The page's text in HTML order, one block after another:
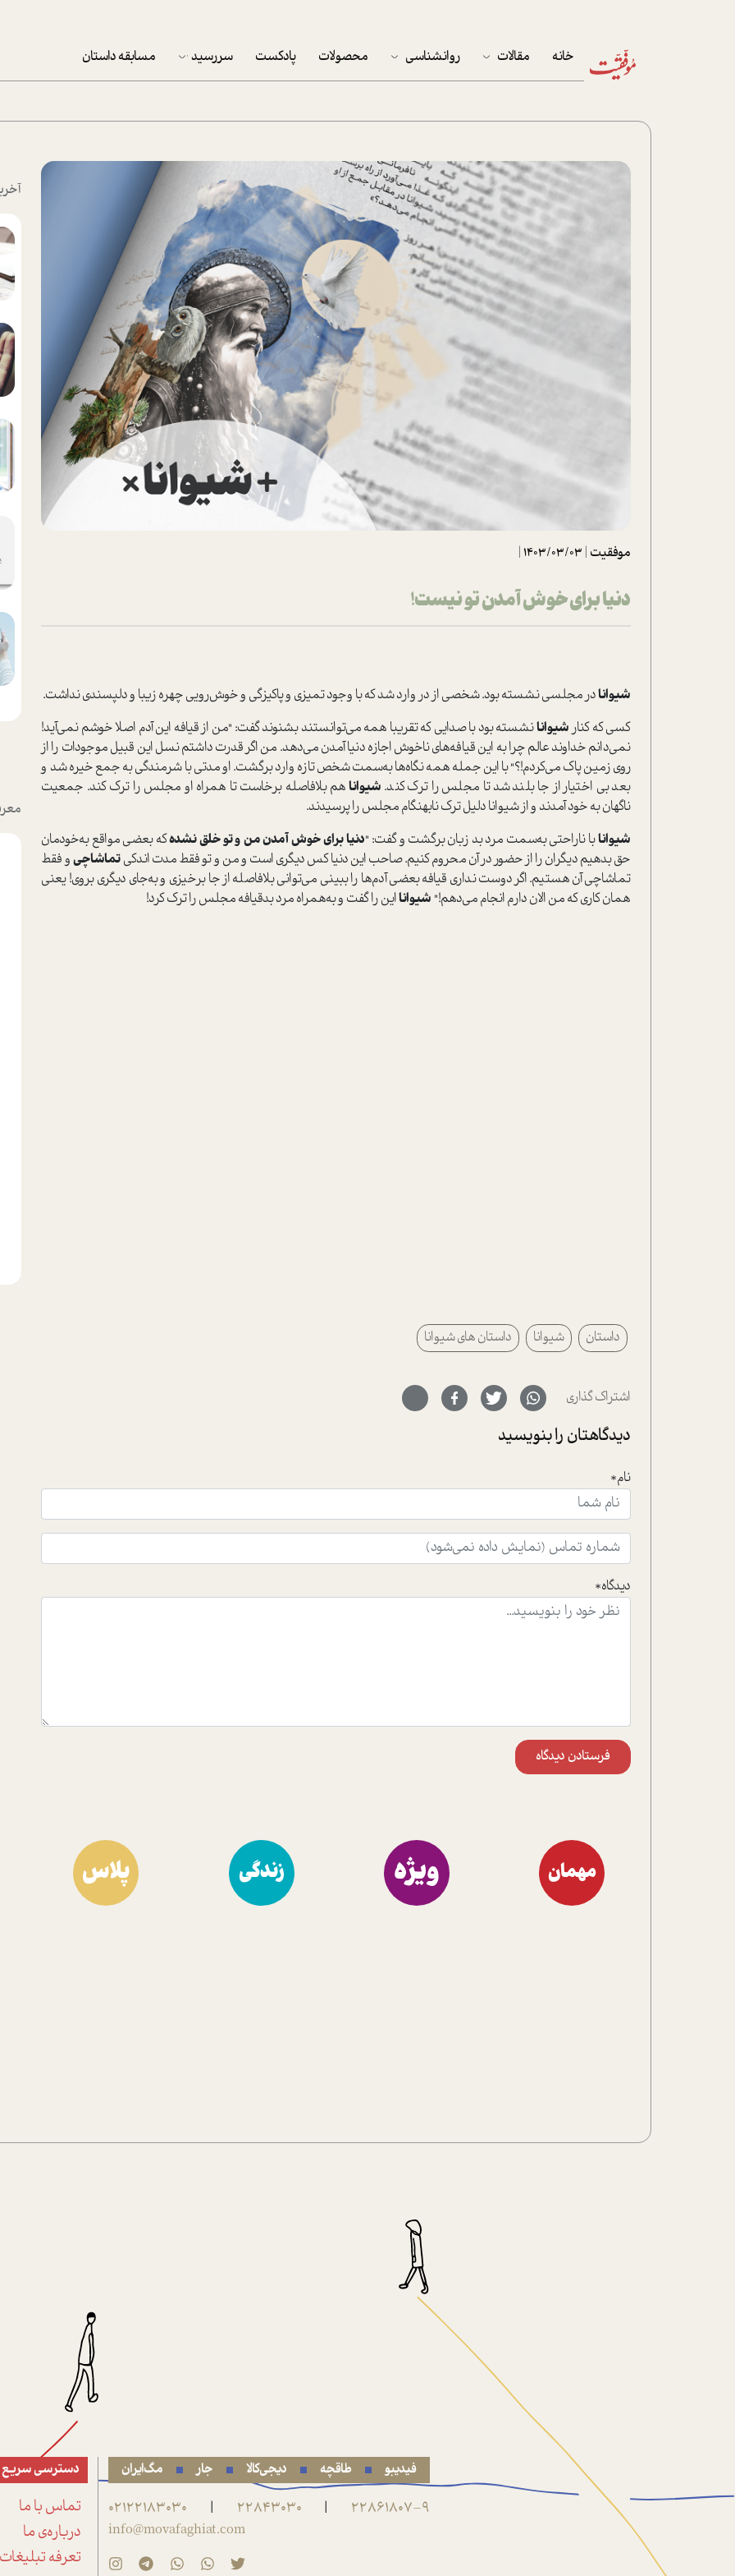
خانه مقالات
پرونده ویژه
زندگی
نوجوان
کار
پلاس
تحلیل فیلم
داستان
روانشناسی محصولات پادکست سررسید
پکيج نوروزي موفقيت
تقویم رومیزی
تقویم دیواری
مسابقه داستان
موفقیت |
1403/03/03
|
دنیا برای خوش آمدن تو نیست!
شیوانادر مجلسی نشسته بود. شخصی از در وارد شد که با وجود تمیزی و پاکیزگی و خوش‌رویی چهره زیبا و دلپسندی نداشت.
کسی که کنارشیوانانشسته بود با صدایی که تقریبا همه می‌توانستند بشنوند گفت‌: "من از قیافه این آدم اصلا خوشم نمی‌آید!
نمی‌دانم خداوند عالم چرا به این قیافه‌های ناخوش اجازه دنیا آمدن می‌دهد. من اگر قدرت داشتم نسل این قبیل موجودات را از
روی زمین پاک می‌کردم!؟" با این جمله همه نگاه‌ها به‌سمت شخص تازه وارد برگشت. او مدتی با شرمندگی به جمع خیره شد و
بعد بی اختیار از جا بلند شد تا مجلس را ترک کند. شیواناهم بلافاصله برخا‌ست تا همراه او مجلس را ترک کند. جمعیت
ناگهان به خود آمدند و از شیوانا دلیل ترک نابهنگام مجلس را پرسیدند.
شیوانابا ناراحتی به‌سمت مرد بد زبان برگشت و گفت‌: "دنیا برای خوش آمدن من و تو خلق نشدهکه بعضی مواقع به‌خودمان
حق بدهیم دیگران را از حضور در آن محروم کنیم. صاحب این دنیا کس د‌یگری ا‌ست و من و تو فقط مدت اندکیتماشاچیو فقط
تماشاچی آن هستیم. اگر دوست نداری قیافه بعضی آدم‌ها را ببینی می‌توانی بلافاصله از جا برخیزی و به‌جای د‌یگری بروی! یعنی
همان کاری که من الان دارم انجام می‌دهم!" شیوانااین را گفت و به‌همراه مرد بدقیافه مجلس را ترک کرد!
داستان شیوانا داستان های شیوانا
اشتراک گذاری
دیدگاهتان را بنویسید
نام*
دیدگاه*
فرستادن دیدگاه
مهمان ویژه زندگی پلاس
فیدیبو طاقچه دیجی‌کالا جار مگ‌ایران
22861807-9
|
22843030
|
02122183030
info@movafaghiat.com
دسترسی سریع
تماس با ما
درباره‌ی ما
تعرفه تبلیغات